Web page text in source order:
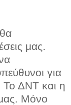
μας.
για
Το ΔΝΤ και η
Μόνο